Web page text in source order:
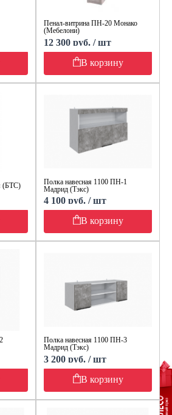
Пенал-витрина ПН-20 Монако
(Мебелони)
12 300 руб. / шт
В корзину
(БТС)
Полка навесная 1100 ПН-1
Мадрид (Тэкс)
4 100 руб. / шт
В корзину
Полка навесная 1100 ПН-3
Мадрид (Тэкс)
3 200 руб. / шт
В корзину